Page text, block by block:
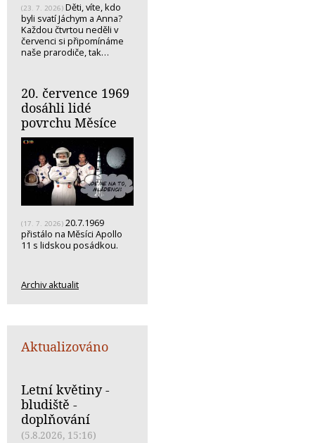
(23. 7. 2026) Děti, víte, kdo
byli svatí Jáchym a Anna?
Každou čtvrtou neděli v
červenci si připomínáme
naše prarodiče, tak…
20. července 1969
dosáhli lidé
povrchu Měsíce
(17. 7. 2026) 20.7.1969
přistálo na Měsíci Apollo
11 s lidskou posádkou.
Archiv aktualit
Aktualizováno
Letní květiny -
bludiště -
doplňování
(5.8.2026, 15:16)